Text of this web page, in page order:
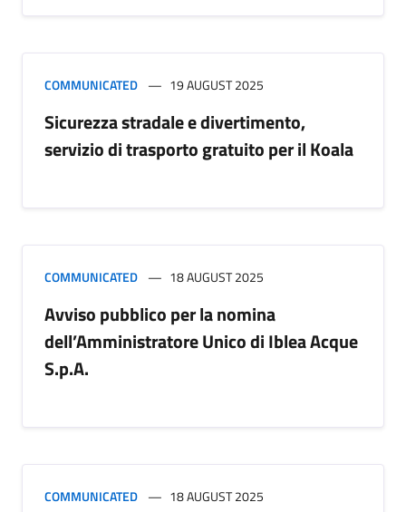
COMMUNICATED 19 AUGUST 2025
Sicurezza stradale e divertimento,
servizio di trasporto gratuito per il Koala
COMMUNICATED 18 AUGUST 2025
Avviso pubblico per la nomina
dell’Amministratore Unico di Iblea Acque
S.p.A.
COMMUNICATED 18 AUGUST 2025